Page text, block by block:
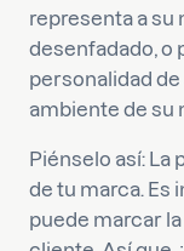
representa a su
desenfadado, o
personalidad
ambiente de su
Piénselo así: La
de tu marca. Es
puede marcar